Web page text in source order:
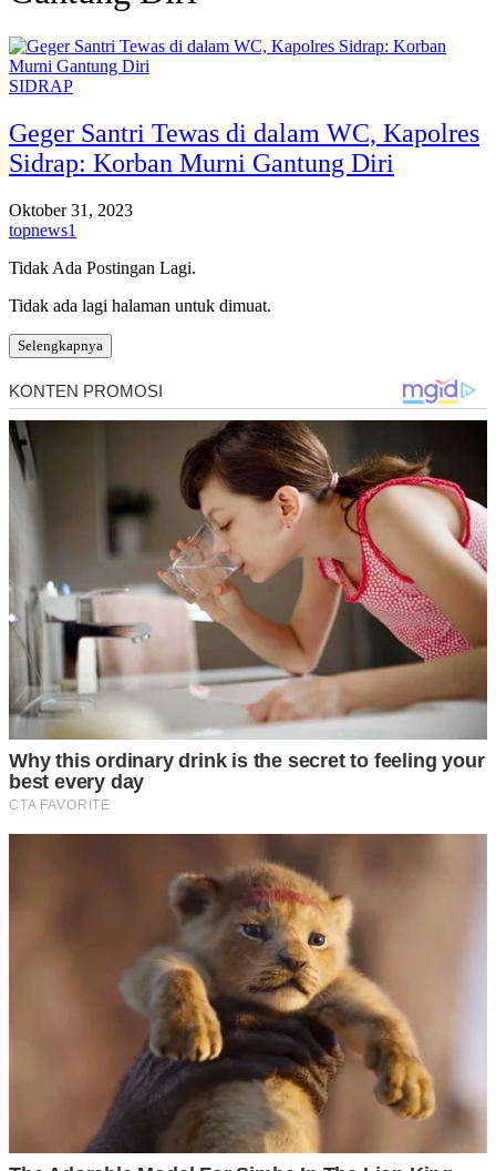
SIDRAP
Geger Santri Tewas di dalam WC, Kapolres
Sidrap: Korban Murni Gantung Diri
Oktober 31, 2023
topnews1
Tidak Ada Postingan Lagi.
Tidak ada lagi halaman untuk dimuat.
Selengkapnya